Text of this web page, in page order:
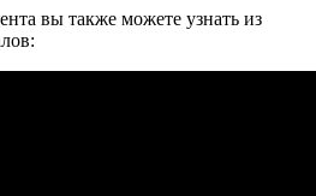
вы также можете узнать из